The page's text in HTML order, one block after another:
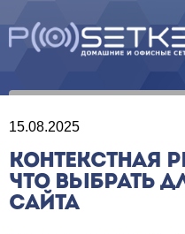
15.08.2025
КОНТЕКСТНАЯ
ЧТО ВЫБРАТЬ
САЙТА